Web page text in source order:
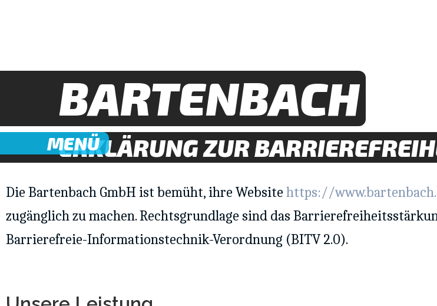
MENÜ
BARTENBACH
ERKLÄRUNG ZUR
Die Bartenbach GmbH ist bemüht, ihre Website https://
zugänglich zu machen. Rechtsgrundlage sind das
Barrierefreie-Informationstechnik-Verordnung (BITV 2.0).